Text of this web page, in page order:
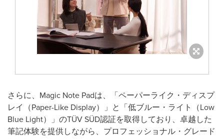
さらに、 Magic Note Padは、「ペーパーライク・ディスプ
レイ（Paper-Like Display）」と「低ブルー・ライト（Low
Blue Light）」のTÜV SÜD認証を取得しており、卓越した
筆記体験を提供しながら、プロフェッショナル・グレード